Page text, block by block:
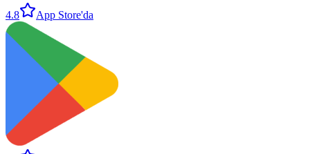
4.8 App Store'da